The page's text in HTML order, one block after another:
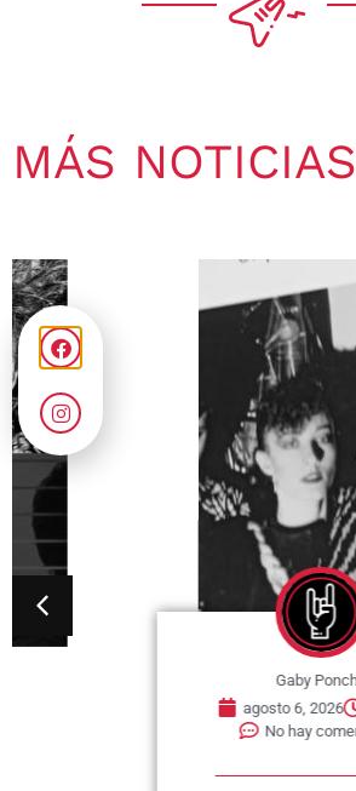
MÁS NOTICIAS
agosto 6, 2026
5:57 pm
No hay comentarios